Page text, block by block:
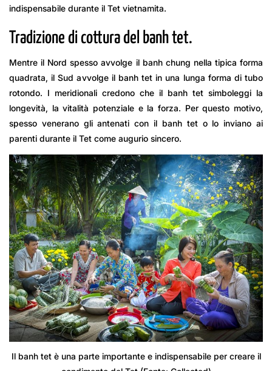
indispensabile durante il Tet vietnamita.
Tradizione di cottura del banh tet.
Mentre il Nord spesso avvolge il banh chung nella tipica forma
quadrata, il Sud avvolge il banh tet in una lunga forma di tubo
rotondo. I meridionali credono che il banh tet simboleggi la
longevità, la vitalità potenziale e la forza. Per questo motivo,
spesso venerano gli antenati con il banh tet o lo inviano ai
parenti durante il Tet come augurio sincero.
Il banh tet è una parte importante e indispensabile per creare il